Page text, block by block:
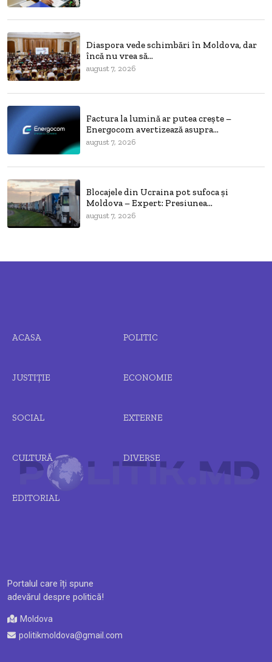
Diaspora vede schimbări în Moldova, dar
încă nu vrea să...
august 7, 2026
Factura la lumină ar putea crește –
Energocom avertizează asupra...
august 7, 2026
Blocajele din Ucraina pot sufoca și
Moldova – Expert: Presiunea...
august 7, 2026
Portalul care îți spune
adevărul despre politică!
Moldova
politikmoldova@gmail.com
ACASA POLITIC
JUSTIȚIE ECONOMIE
SOCIAL EXTERNE
CULTURĂ DIVERSE
EDITORIAL